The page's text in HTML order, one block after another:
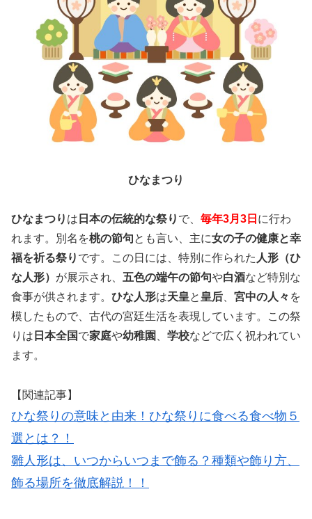
ひなまつり
ひなまつり は 日本の伝統的な祭り で、 毎年3月3日 に行わ
れます。別名を桃の節句とも言い、主に女の子の健康と幸
福を祈る祭り です。この日には、特別に作られた 人形（ひ
な人形） が展示され、 五色の端午の節句や白酒など特別な
食事が供されます。 ひな人形は天皇と 皇后 宮中の人々 を
模したもので、古代の宮廷生活を表現しています。この祭
りは 日本全国で家庭や幼稚園 学校などで広く祝われてい
ます。
【関連記事】
ひな祭りの意味と由来！ひな祭りに食べる食べ物５
選とは？！
雛人形は、いつからいつまで飾る？種類や飾り方、
飾る場所を徹底解説！！